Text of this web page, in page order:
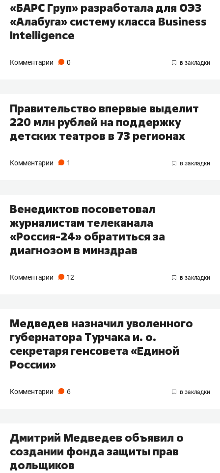
«БАРС Груп» разработала для ОЭЗ
«Алабуга» систему класса Business
Intelligence
Комментарии 0
Правительство впервые выделит
220 млн рублей на поддержку
детских театров в 73 регионах
Комментарии 1
Венедиктов посоветовал
журналистам телеканала
«Россия-24» обратиться за
диагнозом в минздрав
Комментарии 12
Медведев назначил уволенного
губернатора Турчака и. о.
секретаря генсовета «Единой
России»
Комментарии 6
Дмитрий Медведев объявил о
создании фонда защиты прав
дольщиков